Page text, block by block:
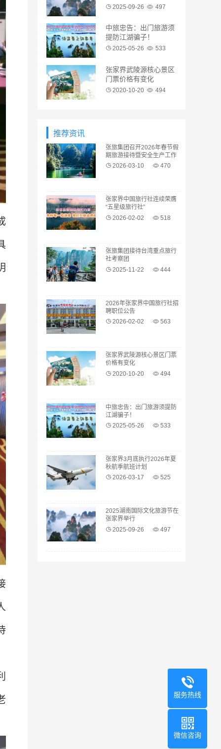
2025-09-26 497
中旅忠告：出门旅游须
提防江湖骗子！
2025-05-26 533
张家界武陵源核心景区
门票价格有变化
2020-10-20 494
推荐资讯
张旅集团召开2026年春节假
期旅游接待暨安全生产工作
复盘会
2026-03-10 470
张家界中国旅行社连续荣膺
“五星级旅行社”
2026-02-02
518
张旅集团接待台湾重点旅行
社考察团
2025-11-22
444
2026年张家界中国旅行社招
聘职位公告
2026-02-02
563
张家界武陵源核心景区门票
价格有变化
2020-10-20
494
中旅忠告：出门旅游须提防
江湖骗子！
2025-05-26
533
张家界3月底执行2026年夏
秋航季航班计划
2026-03-17
525
2025湖南国际文化旅游节在
张家界举行
2025-09-26
497
服务热线
微信咨询